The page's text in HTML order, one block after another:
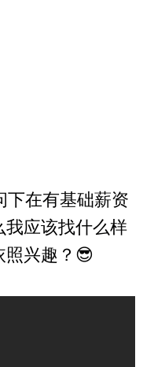
下在有基础薪资
我应该找什么样
照兴趣？😎